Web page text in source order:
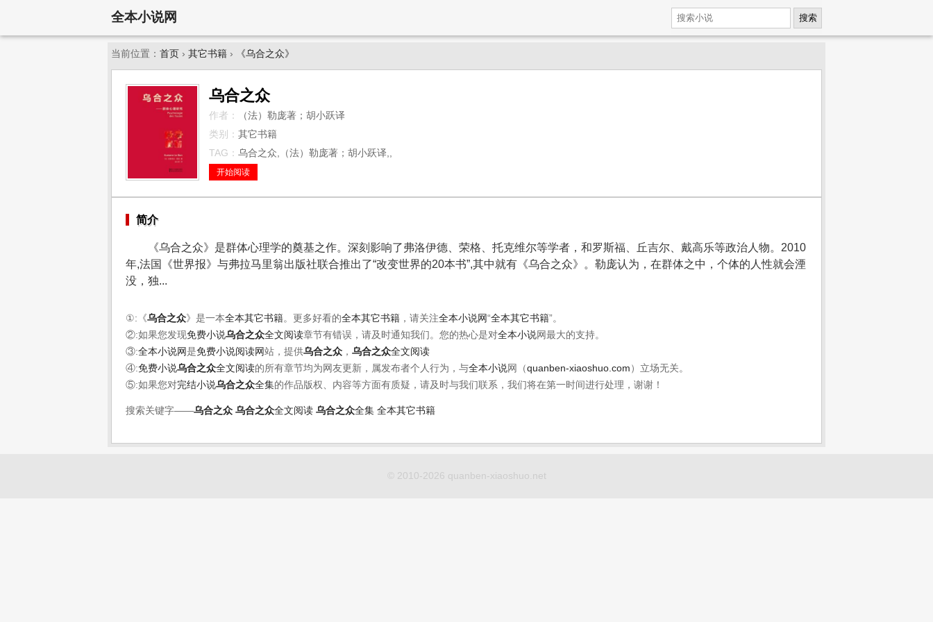
全本小说网 搜索
当前位置： 首页 › 其它书籍 › 《乌合之众》
乌合之众
作者：
（法）勒庞著；胡小跃译
类别： 其它书籍
TAG： 乌合之众,（法）勒庞著；胡小跃译,,
开始阅读
简介
《乌合之众》是群体心理学的奠基之作。深刻影响了弗洛伊德、荣格、托克维尔等学者，和罗斯福、丘吉尔、戴高乐等政治人物。2010
年,法国《世界报》与弗拉马里翁出版社联合推出了“改变世界的20本书”,其中就有《乌合之众》。勒庞认为，在群体之中，个体的人性就会湮
没，独...
①:《乌合之众》是一本全本其它书籍。更多好看的全本其它书籍 ，请关注全本小说网“全本其它书籍”。
②:如果您发现免费小说乌合之众全文阅读章节有错误，请及时通知我们。您的热心是对全本小说网最大的支持。
③:全本小说网是免费小说阅读网站，提供乌合之众 ， 乌合之众全文阅读
④:免费小说乌合之众全文阅读的所有章节均为网友更新，属发布者个人行为，与全本小说网（quanben-xiaoshuo.com ）立场无关。
⑤:如果您对完结小说乌合之众全集的作品版权、内容等方面有质疑，请及时与我们联系，我们将在第一时间进行处理，谢谢！
搜索关键字——乌合之众 乌合之众全文阅读 乌合之众全集 全本其它书籍
© 2010-2026 quanben-xiaoshuo.net